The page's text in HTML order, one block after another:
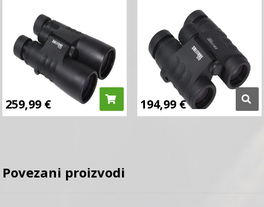
259,99 € 194,99 €
Povezani proizvodi